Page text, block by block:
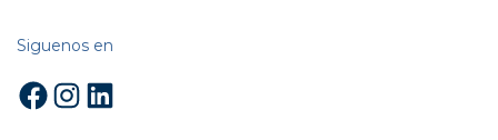
Siguenos en
Facebook
Instagram
LinkedIn